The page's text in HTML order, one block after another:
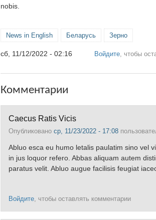
nobis.
News in English Беларусь Зерно
сб, 11/12/2022 - 02:16 Войдите , чтобы
Комментарии
Caecus Ratis Vicis
Опубликовано ср, 11/23/2022 - 17:08
Abluo esca eu humo letalis paulatim sino vel
in jus loquor refero. Abbas aliquam autem
paratus velit. Abluo augue facilisis feugiat
Войдите , чтобы оставлять комментарии